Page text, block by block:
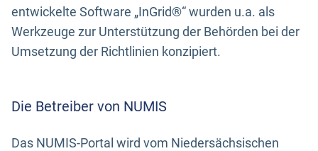
entwickelte Software „InGrid®“ wurden u.a. als
Werkzeuge zur Unterstützung der Behörden bei der
Umsetzung der Richtlinien konzipiert.
Die Betreiber von NUMIS
Das NUMIS-Portal wird vom Niedersächsischen